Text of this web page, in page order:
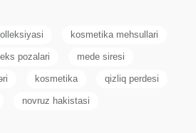
kosmetika mehsullari
pozalari mede siresi
kosmetika qizliq perdesi
novruz hakistasi